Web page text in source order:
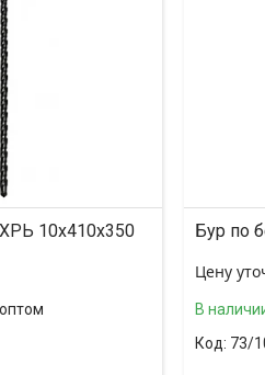
10x410x350
Бур по
Цену
В
73/